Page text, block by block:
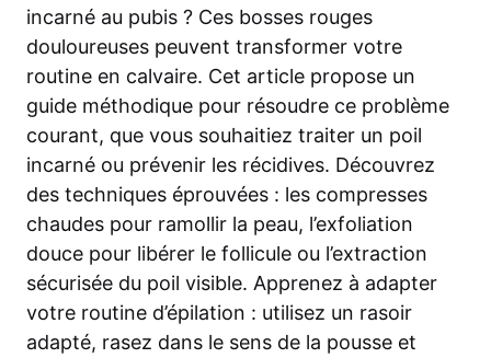
incarné au pubis ? Ces bosses rouges
douloureuses peuvent transformer votre
routine en calvaire. Cet article propose un
guide méthodique pour résoudre ce problème
courant, que vous souhaitiez traiter un poil
incarné ou prévenir les récidives. Découvrez
des techniques éprouvées : les compresses
chaudes pour ramollir la peau, l’exfoliation
douce pour libérer le follicule ou l’extraction
sécurisée du poil visible. Apprenez à adapter
votre routine d’épilation : utilisez un rasoir
adapté, rasez dans le sens de la pousse et